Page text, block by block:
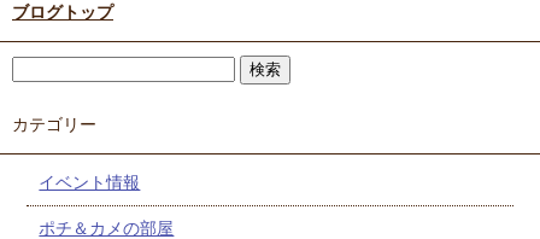
ブログトップ
カテゴリー
イベント情報
ポチ＆カメの部屋